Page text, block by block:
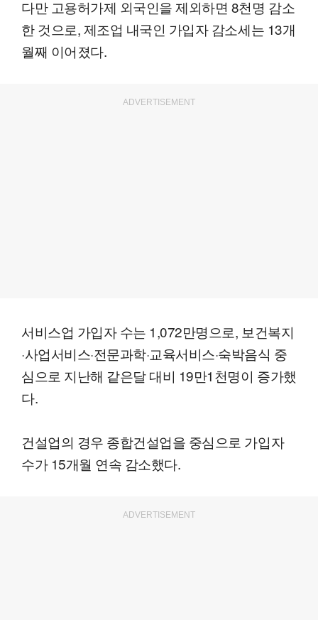
다만 고용허가제 외국인을 제외하면 8천명 감소
한 것으로, 제조업 내국인 가입자 감소세는 13개
월째 이어졌다.
ADVERTISEMENT
서비스업 가입자 수는 1,072만명으로, 보건복지
·사업서비스·전문과학·교육서비스·숙박음식 중
심으로 지난해 같은달 대비 19만1천명이 증가했
다.
건설업의 경우 종합건설업을 중심으로 가입자
수가 15개월 연속 감소했다.
ADVERTISEMENT